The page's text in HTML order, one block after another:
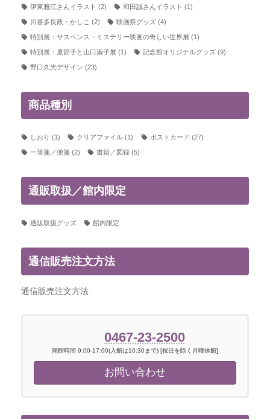
伊東雅江さんイラスト (2) 和田誠さんイラスト (1)
川喜多長政・かしこ (2) 映画祭グッズ (4)
特別展：サスペンス・ミステリー映画の奇しい世界展 (1)
特別展：原節子と山口淑子展 (1) 記念館オリジナルグッズ (9)
野口久光デザイン (23)
商品種別
しおり (1) クリアファイル (1) ポストカード (27)
一筆箋／便箋(2) 書籍／図録 (5)
通販取扱／館内限定
通販取扱グッズ 館内限定
通信販売注文方法
通信販売注文方法
0467-23-2500
開館時間 9:00-17:00(入館は16:30まで) [祝日を除く月曜休館]
お問い合わせ